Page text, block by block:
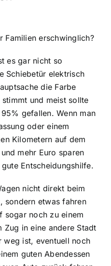
Familien erschwinglich?
es gar nicht so
Schiebetür elektrisch
die Farbe
und meist sollte
gefallen. Wenn man
oder einem
Kilometern auf dem
mehr Euro sparen
Entscheidungshilfe.
nicht direkt beim
sondern etwas fahren
sogar noch zu einem
Zug in eine andere Stadt
weg ist, eventuell noch
guten Abendessen